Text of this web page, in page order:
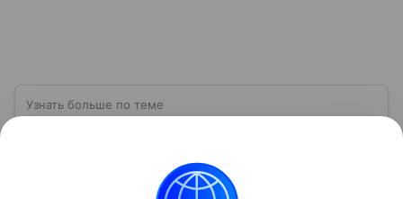
Узнать больше по теме
Вооруженные силы Украины (ВСУ) —
государственная военная организация,